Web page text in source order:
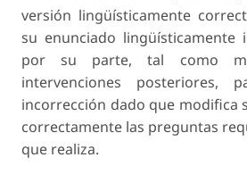
versión lingüísticamente
su enunciado lingüísticamente
por su parte, tal como
intervenciones posteriores,
incorrección dado que modifica
correctamente las preguntas
que realiza.